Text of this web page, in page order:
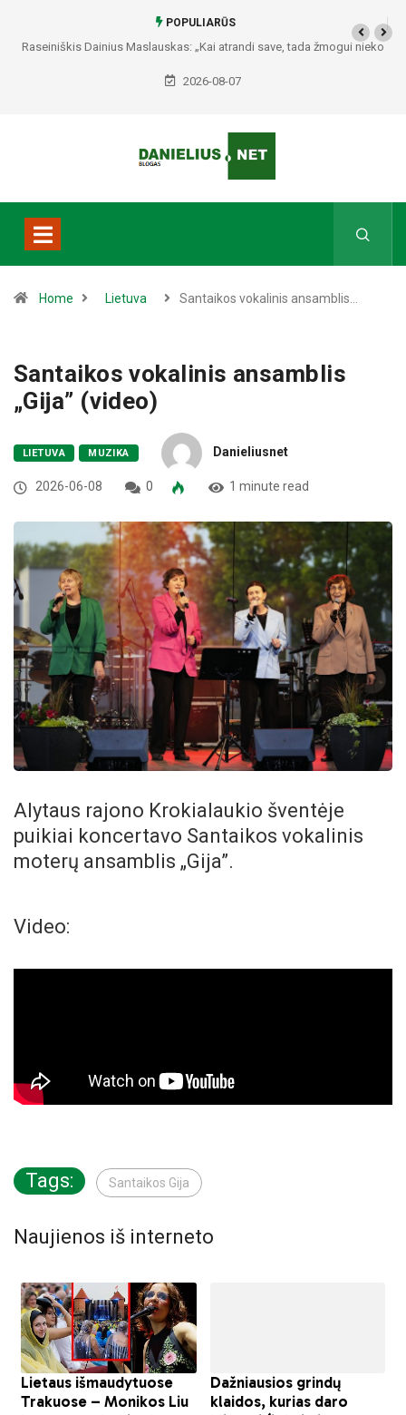
POPULIARŪS
Raseiniškis Dainius Maslauskas: „Kai atrandi save, tada žmogui nieko
2026-08-07
Home Lietuva Santaikos vokalinis ansamblis…
Santaikos vokalinis ansamblis
„Gija” (video)
LIETUVA MUZIKA Danieliusnet
2026-06-08 0 1 minute read
Alytaus rajono Krokialaukio šventėje
puikiai koncertavo Santaikos vokalinis
moterų ansamblis „Gija”.
Video:
Tags: Santaikos Gija
Naujienos iš interneto